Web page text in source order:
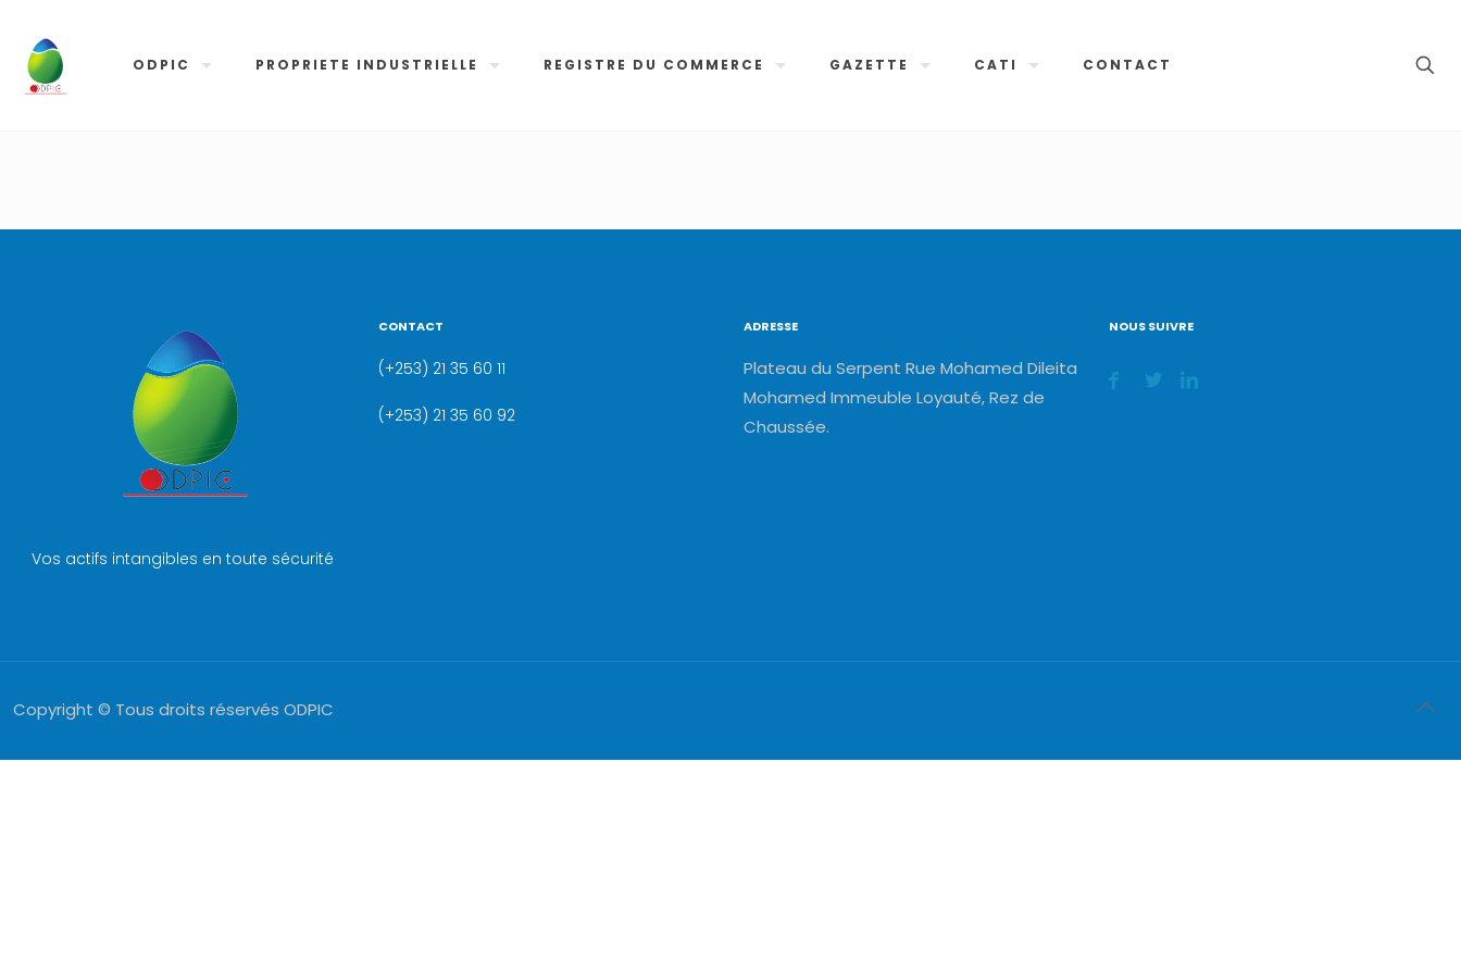
ODPIC PROPRIETE INDUSTRIELLE REGISTRE DU COMMERCE GAZETTE CATI CONTACT
Vos actifs intangibles en toute sécurité
CONTACT
(+253) 21 35 60 11
(+253) 21 35 60 92
ADRESSE
Plateau du Serpent Rue Mohamed Dileita
Mohamed Immeuble Loyauté, Rez de
Chaussée.
NOUS SUIVRE
Copyright © Tous droits réservés ODPIC